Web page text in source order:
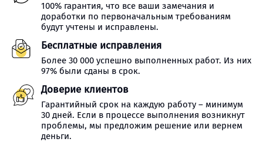
100% гарантия, что все ваши замечания и
доработки по первоначальным требованиям
будут учтены и исправлены.
Бесплатные исправления
Более 30 000 успешно выполненных работ. Из них
97% были сданы в срок.
Доверие клиентов
Гарантийный срок на каждую работу – минимум
30 дней. Если в процессе выполнения возникнут
проблемы, мы предложим решение или вернем
деньги.